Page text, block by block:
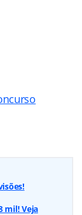
mil! Veja